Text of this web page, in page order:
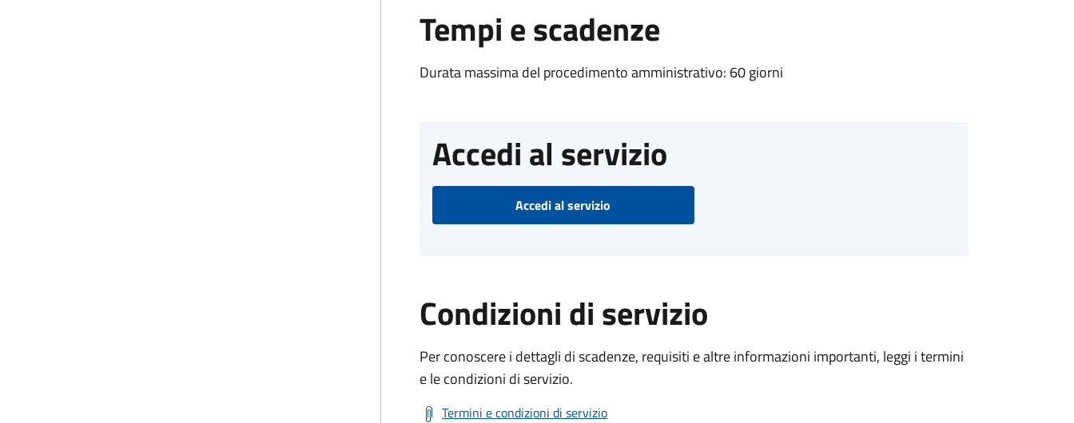
Tempi e scadenze
Durata massima del procedimento amministrativo: 60 giorni
Accedi al servizio
Accedi al servizio
Condizioni di servizio
Per conoscere i dettagli di scadenze, requisiti e altre informazioni importanti, leggi i termini
e le condizioni di servizio.
Termini e condizioni di servizio